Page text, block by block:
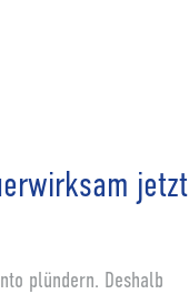
jetzt
plündern. Deshalb